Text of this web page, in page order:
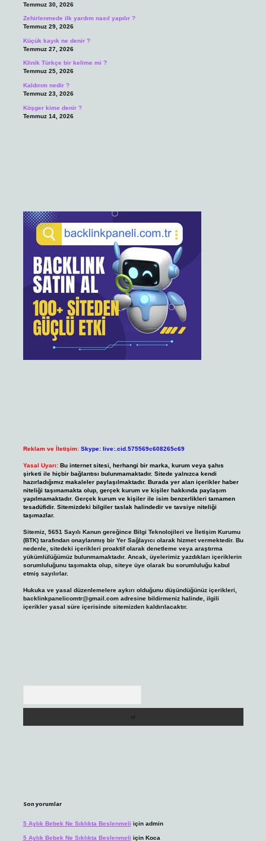
Temmuz 30, 2026
Zehirlenmede ilk yardım nasıl yapılır ?
Temmuz 29, 2026
Küçük kayık ne denir ?
Temmuz 27, 2026
Klinik Türkçe bir kelime mi ?
Temmuz 25, 2026
Kaldırım nedir ?
Temmuz 23, 2026
Köşger kime denir ?
Temmuz 14, 2026
Reklam ve İletişim: Skype: live:.cid.575569c608265c69
Yasal Uyarı: Bu internet sitesi, herhangi bir marka, kurum veya şahıs
şirketi ile hiçbir bağlantısı bulunmamaktadır. Sitede yalnızca kendi
hazırladığımız makaleler paylaşılmaktadır. Burada yer alan içerikler haber
niteliği taşımamakta olup, gerçek kurum ve kişiler hakkında paylaşım
yapılmamaktadır. Gerçek kurum ve kişiler ile isim benzerlikleri tamamen
tesadüfidir. Sitemizdeki bilgiler taslak halindedir ve tavsiye niteliği
taşımazlar.
Sitemiz, 5651 Sayılı Kanun gereğince Bilgi Teknolojileri ve İletişim Kurumu
(BTK) tarafından onaylanmış bir Yer Sağlayıcı olarak hizmet vermektedir. Bu
nedenle, sitedeki içerikleri proaktif olarak denetleme veya araştırma
yükümlülüğümüz bulunmamaktadır. Ancak, üyelerimiz yazdıkları içeriklerin
sorumluluğunu taşımakta olup, siteye üye olarak bu sorumluluğu kabul
etmiş sayılırlar.
Hukuka ve yasal düzenlemelere aykırı olduğunu düşündüğünüz içerikleri,
backlinkpanelicomtr@gmail.comadresine bildirmeniz halinde, ilgili
içerikler yasal süre içerisinde sitemizden kaldırılacaktır.
Son yorumlar
5 Aylık Bebek Ne Sıklıkta Beslenmeli için admin
5 Aylık Bebek Ne Sıklıkta Beslenmeli için Koca